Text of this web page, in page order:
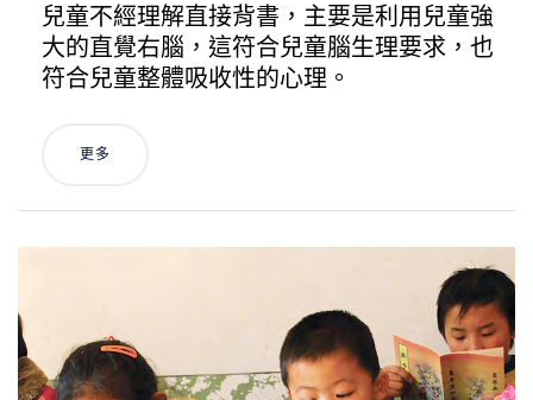
兒童不經理解直接背書，主要是利用兒童強
大的直覺右腦，這符合兒童腦生理要求，也
符合兒童整體吸收性的心理。
更多